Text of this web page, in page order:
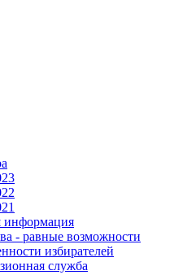
информация
- равные возможности
избирателей
служба